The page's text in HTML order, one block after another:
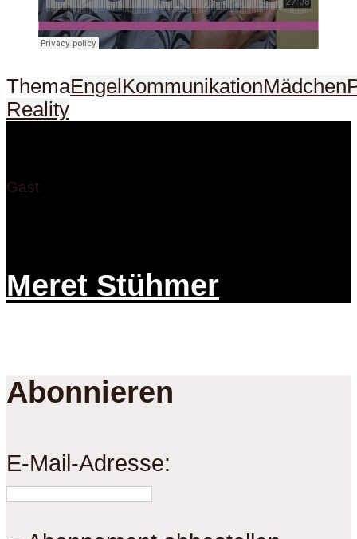
ThemaEngelKommunikationMädchen
Reality
Gast
Meret Stühmer
Abonnieren
E-Mail-Adresse: